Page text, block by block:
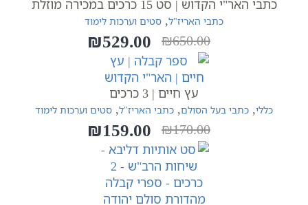
כתבי האר"י הקדוש | סט 15 כרכים במכירה מוזלת
כתבי האריז"ל, סטים וערכות לימוד
₪650.00
המחיר
המקורי
היה:
₪650.00.
₪529.00
המחיר
הנוכחי
הוא:
₪529.00.עץ חיים | 3 כרכים
כללי, כתבי בעל הסולם, כתבי האריז"ל, סטים וערכות לימוד
₪170.00
המחיר
המקורי
היה:
₪170.00.
₪159.00
המחיר
הנוכחי
הוא:
₪159.00.